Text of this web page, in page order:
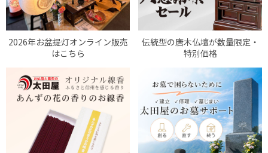
2026年お盆提灯オンライン販売
はこちら
伝統型の唐木仏壇が数量限定・
特別価格